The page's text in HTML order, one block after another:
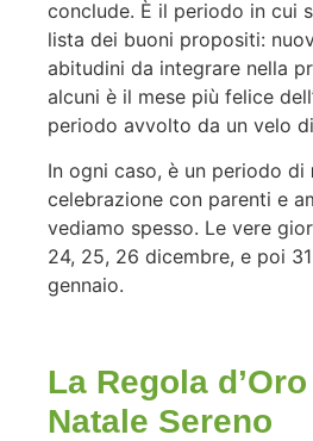
conclude. È il periodo in cui
lista dei buoni propositi:
abitudini da integrare nella
alcuni è il mese più felice
periodo avvolto da un velo
In ogni caso, è un periodo di
celebrazione con parenti e
vediamo spesso. Le vere
24, 25, 26 dicembre, e poi
gennaio.
La Regola
Natale Sereno